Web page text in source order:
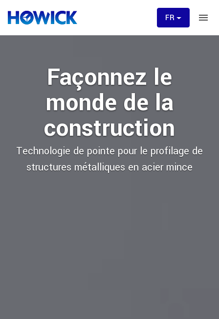
FR
Façonnez le
monde de la
construction
Technologie de pointe pour le profilage de
structures métalliques en acier mince